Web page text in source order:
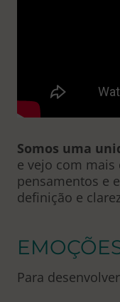
Somos uma
e vejo com mais
pensamentos e
definição e
Para